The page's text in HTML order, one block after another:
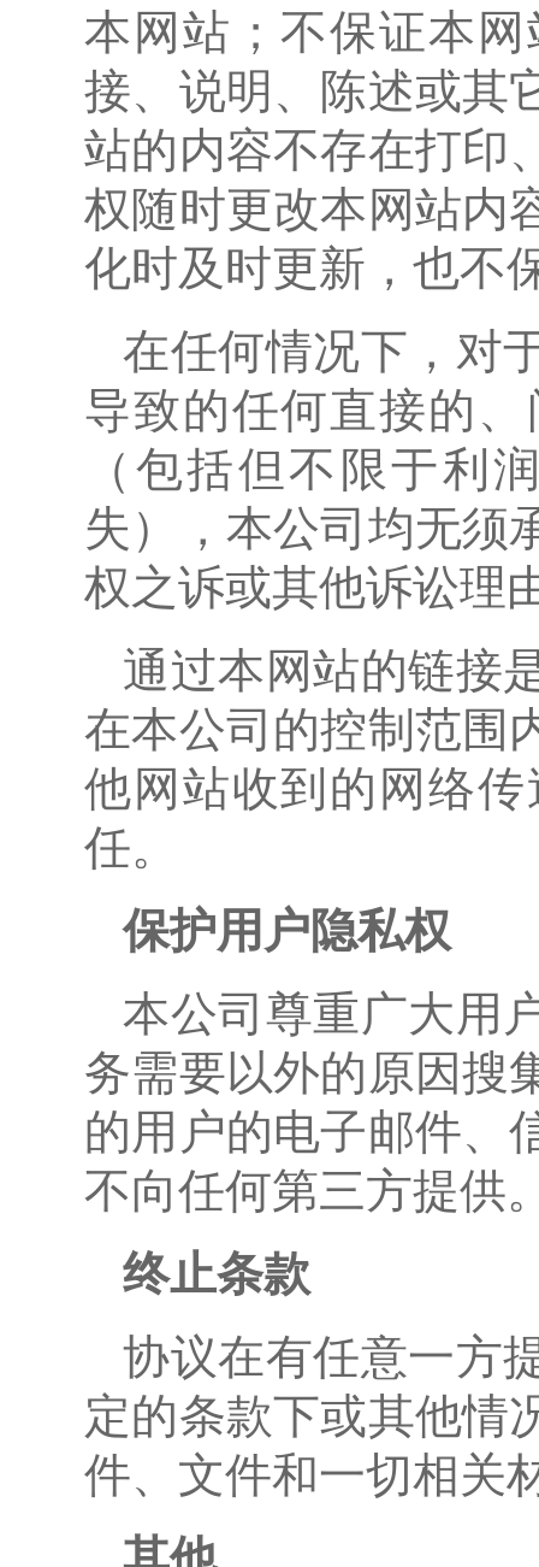
本网站；不保证本
接、说明、陈述或其
站的内容不存在打印
权随时更改本网站内
化时及时更新，也不
在任何情况下，对
导致的任何直接的
（包括但不限于利
失），本公司均无须
权之诉或其他诉讼理
通过本网站的链接
在本公司的控制范围
他网站收到的网络
任。
保护用户隐私权
本公司尊重广大用
务需要以外的原因搜
的用户的电子邮件、
不向任何第三方提供
终止条款
协议在有任意一方
定的条款下或其他情
件、文件和一切相关